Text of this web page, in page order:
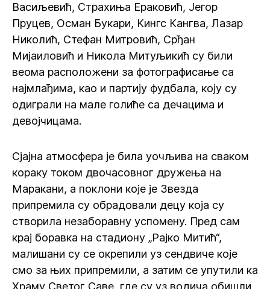
Васиљевић, Страхиња Ераковић, Јегор
Пруцев, Осман Букари, Кингс Кангва, Лазар
Николић, Стефан Митровић, Срђан
Мијаиловић и Никола Митуљикић су били
веома расположени за фотографисање са
најмлађима, као и партију фудбала, коју су
одиграли на мале голиће са дечацима и
девојчицама.
Сјајна атмосфера је била уочљива на сваком
кораку током двочасовног дружења на
Маракани, а поклони које је Звезда
припремила су обрадовали децу која су
створила незаборавну успомену. Пред сам
крај боравка на стадиону „Рајко Митић“,
малишани су се окрепили уз сендвиче које
смо за њих припремили, а затим се упутили ка
Храму Светог Саве, где су уз водича обишли